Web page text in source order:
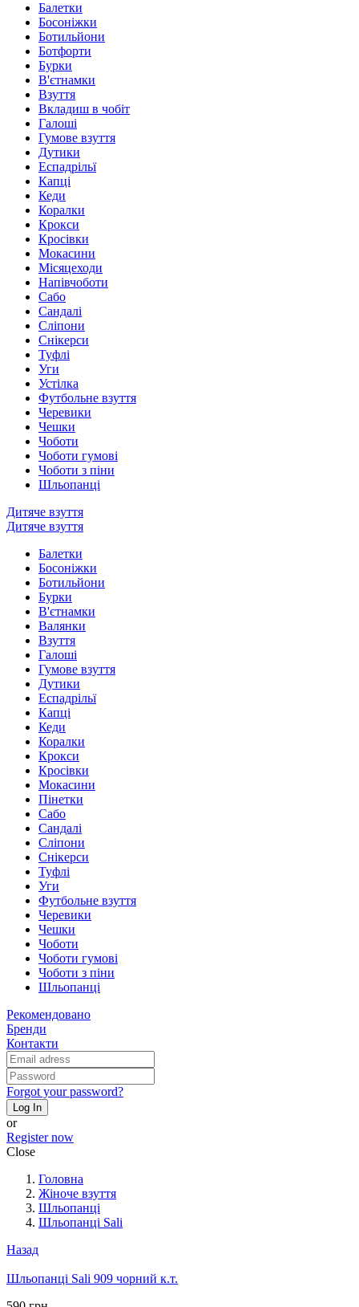
Балетки
Босоніжки
Ботильйони
Ботфорти
Бурки
В'єтнамки
Взуття
Вкладиш в чобіт
Галоші
Гумове взуття
Дутики
Еспадрільї
Капці
Кеди
Коралки
Крокси
Кросівки
Мокасини
Місяцеходи
Напівчоботи
Сабо
Сандалі
Сліпони
Снікерси
Туфлі
Уги
Устілка
Футбольне взуття
Черевики
Чешки
Чоботи
Чоботи гумові
Чоботи з піни
Шльопанці
Дитяче взуття
Дитяче взуття
Балетки
Босоніжки
Ботильйони
Бурки
В'єтнамки
Валянки
Взуття
Галоші
Гумове взуття
Дутики
Еспадрільї
Капці
Кеди
Коралки
Крокси
Кросівки
Мокасини
Пінетки
Сабо
Сандалі
Сліпони
Снікерси
Туфлі
Уги
Футбольне взуття
Черевики
Чешки
Чоботи
Чоботи гумові
Чоботи з піни
Шльопанці
Рекомендовано
Бренди
Контакти
Forgot your password?
Log In
or
Register now
Close
Головна
Жіноче взуття
Шльопанці
Шльопанці Sali
Назад
Шльопанці Sali 909 чорний к.т.